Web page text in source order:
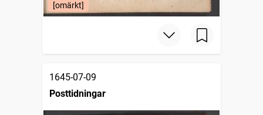
[omärkt]
1645-07-09
Posttidningar